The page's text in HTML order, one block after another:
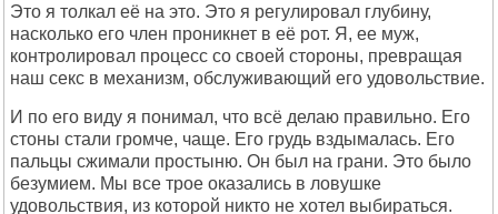
Это я толкал её на это. Это я регулировал глубину,
насколько его член проникнет в её рот. Я, ее муж,
контролировал процесс со своей стороны, превращая
наш секс в механизм, обслуживающий его удовольствие.
И по его виду я понимал, что всё делаю правильно. Его
стоны стали громче, чаще. Его грудь вздымалась. Его
пальцы сжимали простыню. Он был на грани. Это было
безумием. Мы все трое оказались в ловушке
удовольствия, из которой никто не хотел выбираться.